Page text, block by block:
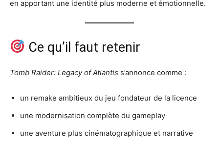
en apportant une identité plus moderne et émotionnelle.
Ce qu’il faut retenir
Tomb Raider: Legacy of Atlantis s’annonce comme :
un remake ambitieux du jeu fondateur de la licence
une modernisation complète du gameplay
une aventure plus cinématographique et narrative